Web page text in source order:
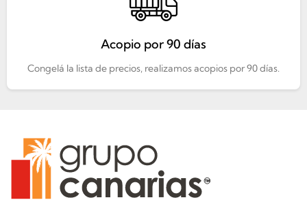
Acopio por 90 días
Congelá la lista de precios, realizamos acopios por 90 días.